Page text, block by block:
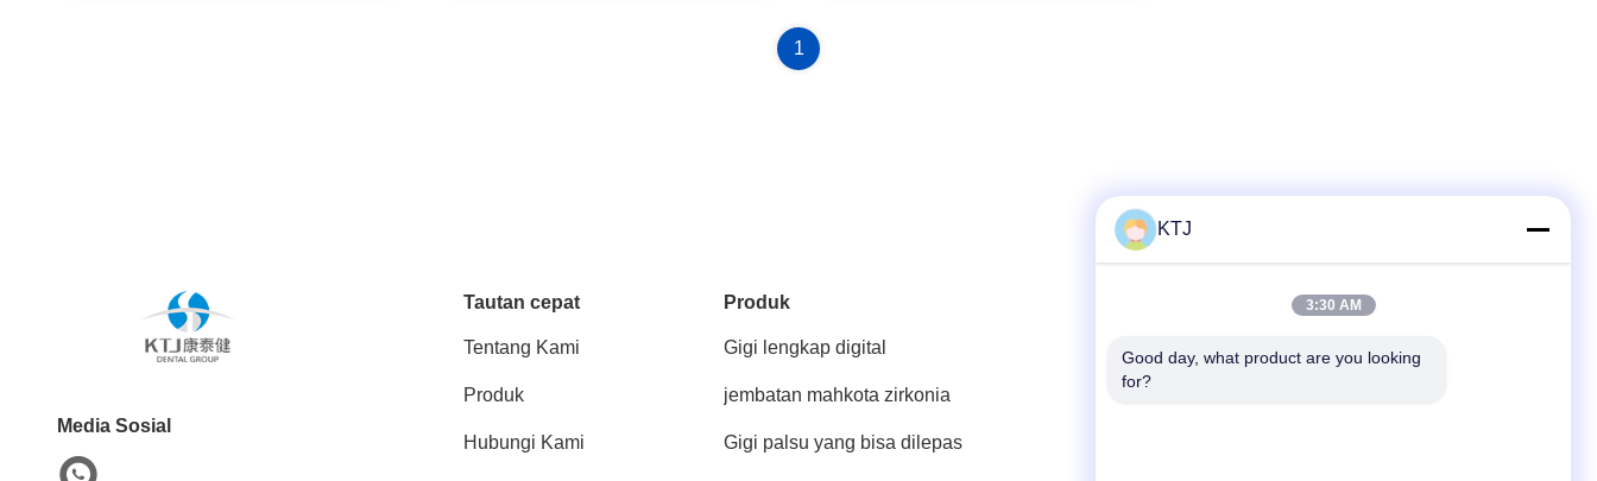
1
Media Sosial
Tautan cepat
Tentang Kami
Produk
Hubungi Kami
Produk
Gigi lengkap digital
jembatan mahkota zirkonia
Gigi palsu yang bisa dilepas
Telp
KTJ
3:30 AM
Good day, what product are you looking
for?